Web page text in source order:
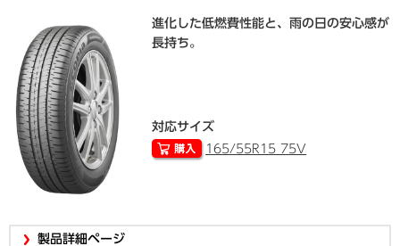
進化した低燃費性能と、雨の日の安心感が
長持ち。
対応サイズ
165/55R15 75V
製品詳細ページ